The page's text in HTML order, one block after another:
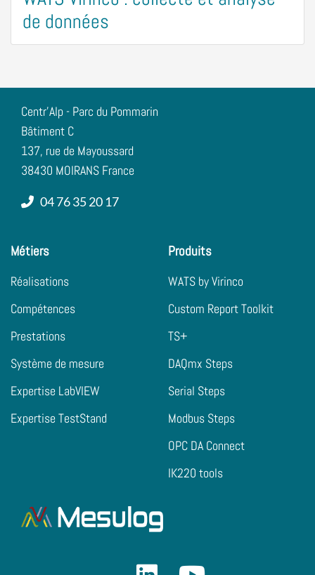
de données
Centr'Alp - Parc du Pommarin
Bâtiment C
137, rue de Mayoussard
38430 MOIRANS France
04 76 35 20 17
Métiers
Réalisations
Compétences
Prestations
Système de mesure
Expertise LabVIEW
Expertise TestStand
Produits
WATS by Virinco
Custom Report Toolkit
TS+
DAQmx Steps
Serial Steps
Modbus Steps
OPC DA Connect
IK220 tools